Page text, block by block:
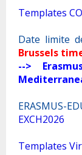
Templates
Date limite
Brussels
-->
ERASMUS-
EXCH2026
Templates